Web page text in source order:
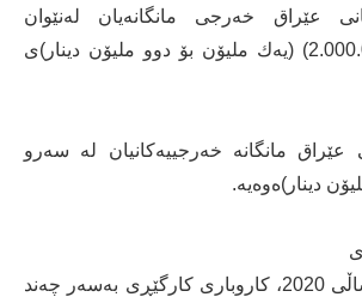
عێراق خەرجی مانگانەیان لەنێوان
(1.000.000 – 2.000.000) (یەك ملیۆن بۆ دوو ملیۆن دینار)ی
عێراق مانگانە خەرجییەكانیان لە سەرو
بەپێی ئامارەكانی ساڵی 2020، كاروباری كارگێڕی بەسەر چەند